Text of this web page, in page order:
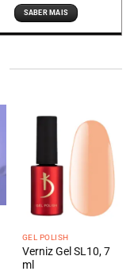
SABER MAIS
GEL POLISH
Verniz Gel SL10, 7
ml